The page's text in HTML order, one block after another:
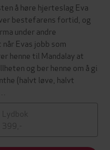
å høre hjerteslag Eva
bestefarens fortid, og
under andre
Evas jobb som
henne til Mandalay at
og ber henne om å gi
(halvt løve, halvt
Lydbok
399,-